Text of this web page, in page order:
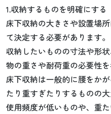
1.収納するものを明確にする
床下収納の大きさや設置場
て決定する必要があります。
収納したいものの寸法や形
物の重さや耐荷重の必要性を
床下収納は一般的に腰をか
たり重すぎたりするものの
使用頻度が低いものや、重